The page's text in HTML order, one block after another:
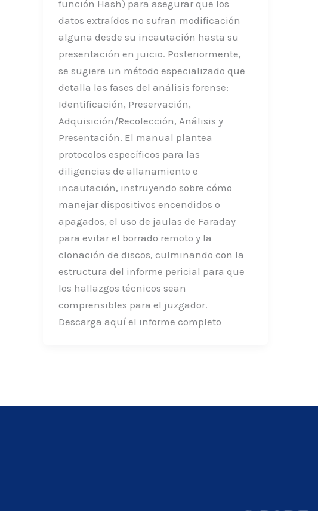
función Hash) para asegurar que los
datos extraídos no sufran modificación
alguna desde su incautación hasta su
presentación en juicio. Posteriormente,
se sugiere un método especializado que
detalla las fases del análisis forense:
Identificación, Preservación,
Adquisición/Recolección, Análisis y
Presentación. El manual plantea
protocolos específicos para las
diligencias de allanamiento e
incautación, instruyendo sobre cómo
manejar dispositivos encendidos o
apagados, el uso de jaulas de Faraday
para evitar el borrado remoto y la
clonación de discos, culminando con la
estructura del informe pericial para que
los hallazgos técnicos sean
comprensibles para el juzgador.
Descarga aquí el informe completo